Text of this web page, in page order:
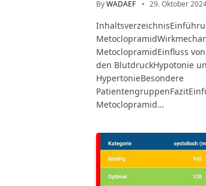
ByWADAEF 29. Oktober
MetoclopramidEinfluss
den BlutdruckHypotonie
HypertonieBesondere
Metoclopramid…